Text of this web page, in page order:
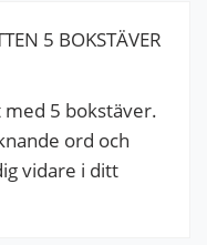
5 BOKSTÄVER
med 5 bokstäver.
ord och
vidare i ditt